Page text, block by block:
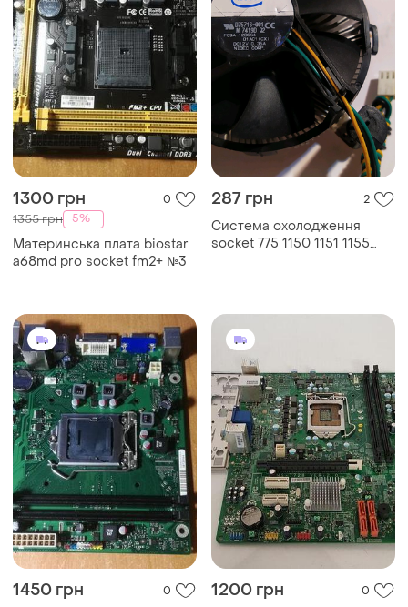
1300 грн 0
1355 грн -5%
Материнська плата biostar
a68md pro socket fm2+ №3
287 грн 2
Система охолодження
socket 775 1150 1151 1155
1450 грн 0 1200 грн 0